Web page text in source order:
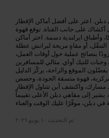
اعثر على أفضل أماكن الإفطار
أكشاك على جانب القناة. توقع قهوة
وأطباق ايرلندية دسمة. اختر أماكن
أو مقاهٍ مريحة لبرانش عطلة
بنصائح عملية حول أوقات العمل،
للتيك أواي. مثالي للمسافرين
يفضّلون الموقع والراحة، يركّز الدليل
قهوة متسقة الجودة، وحصص
واكتشف أين تتناول الإفطار
يشير إلى مقاهي دبلن الأعلى تقييماً
تم التحديث ١٠ يونيو ٢٠٢٦